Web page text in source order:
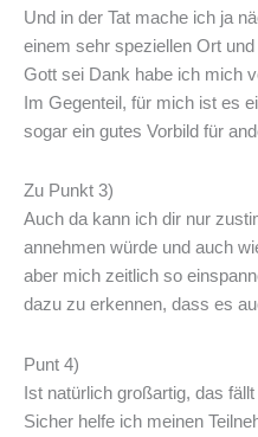
Und in der Tat mache ich ja
einem sehr speziellen Ort
Gott sei Dank habe ich mich
Im Gegenteil, für mich ist es
sogar ein gutes Vorbild für
Zu Punkt 3)
Auch da kann ich dir nur
annehmen würde und auch
aber mich zeitlich so
dazu zu erkennen, dass es
Punt 4)
Ist natürlich großartig, das
Sicher helfe ich meinen